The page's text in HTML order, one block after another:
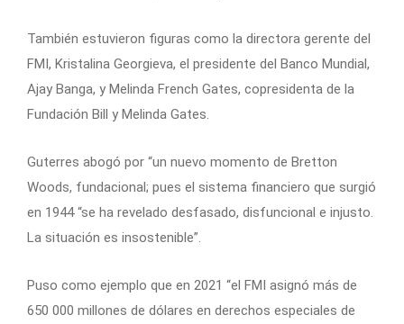
También estuvieron figuras como la directora gerente del
FMI, Kristalina Georgieva, el presidente del Banco Mundial,
Ajay Banga, y Melinda French Gates, copresidenta de la
Fundación Bill y Melinda Gates.
Guterres abogó por “un nuevo momento de Bretton
Woods, fundacional; pues el sistema financiero que surgió
en 1944 “se ha revelado desfasado, disfuncional e injusto.
La situación es insostenible”.
Puso como ejemplo que en 2021 “el FMI asignó más de
650 000 millones de dólares en derechos especiales de